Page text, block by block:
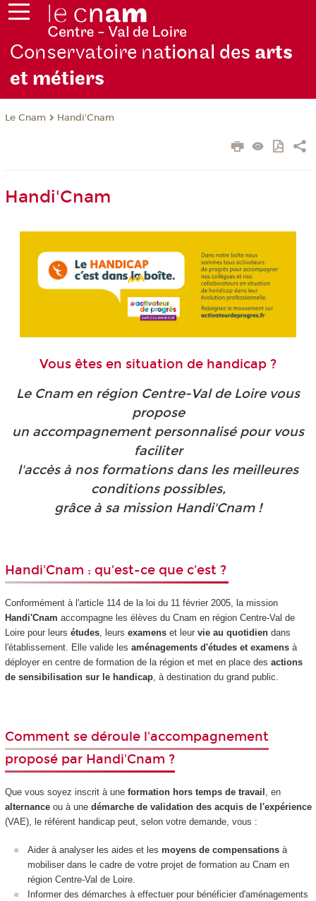
Conservatoire national des arts
et métiers
Le Cnam Handi'Cnam
Handi'Cnam
Vous êtes en situation de handicap ?
Le Cnam en région Centre-Val de Loire vous
propose
un accompagnement personnalisé pour vous
faciliter
l'accès à nos formations dans les meilleures
conditions possibles,
grâce à sa mission Handi'Cnam !
Handi'Cnam : qu'est-ce que c'est ?
Conformément à l'article 114 de la loi du 11 février 2005, la mission
Handi'Cnam accompagne les élèves du Cnam en région Centre-Val de
Loire pour leurs études, leurs examens et leur vie au quotidiendans
l'établissement. Elle valide les aménagements d'études et examensà
déployer en centre de formation de la région et met en place des actions
de sensibilisation sur le handicap, à destination du grand public.
Comment se déroule l'accompagnement
proposé par Handi'Cnam ?
Que vous soyez inscrit à uneformation hors temps de travail
, en
alternanceou à une démarche de validation des acquis de l'expérience
(VAE), le référent handicap peut, selon votre demande, vous :
Aider à analyser les aides et les moyens de compensations à
mobiliser dans le cadre de votre projet de formation au Cnam en
région Centre-Val de Loire.
Informer des démarches à effectuer pour bénéficier d'aménagements